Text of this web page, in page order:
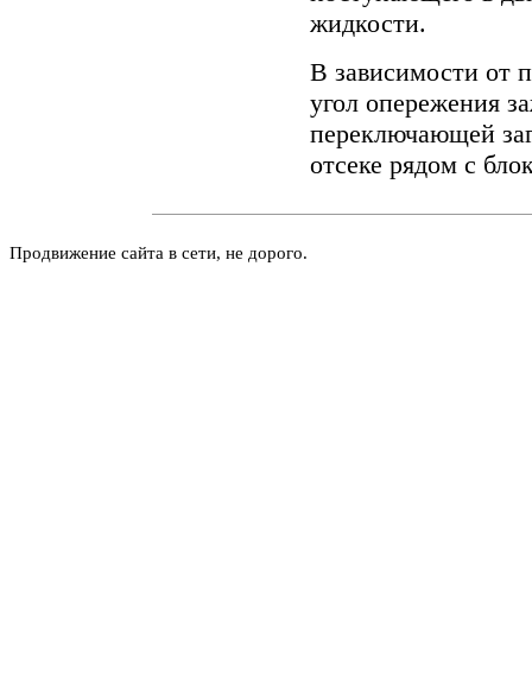
жидкости.
В зависимости от
угол опережения
переключающей
отсеке рядом с
Продвижение сайта в сети, не дорого.